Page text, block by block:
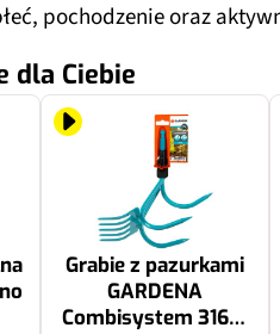
pochodzenie oraz
dla Ciebie
Grabie z pazurkami
GARDENA
Combisystem 3165-